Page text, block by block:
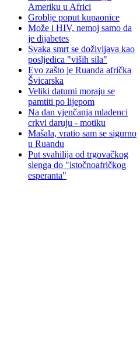
Ameriku u Africi
Groblje poput kupaonice
Može i HIV, nemoj samo da
je dijabetes
Svaka smrt se doživljava kao
posljedica "viših sila"
Evo zašto je Ruanda afrička
Švicarska
Veliki datumi moraju se
pamtiti po lijepom
Na dan vjenčanja mladenci
crkvi daruju - motiku
Mašala, vratio sam se sigurno
u Ruandu
Put svahilija od trgovačkog
slenga do "istočnoafričkog
esperanta"